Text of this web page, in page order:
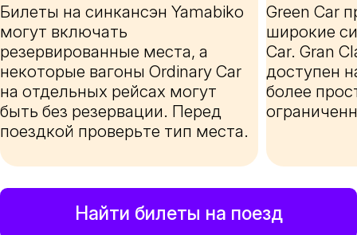
Билеты на синкансэн Yamabiko
могут включать
резервированные места, а
некоторые вагоны Ordinary Car
на отдельных рейсах могут
быть без резервации. Перед
поездкой проверьте тип места.
Green Car
широкие
Car. Gran
доступен
более
Найти билеты на поезд